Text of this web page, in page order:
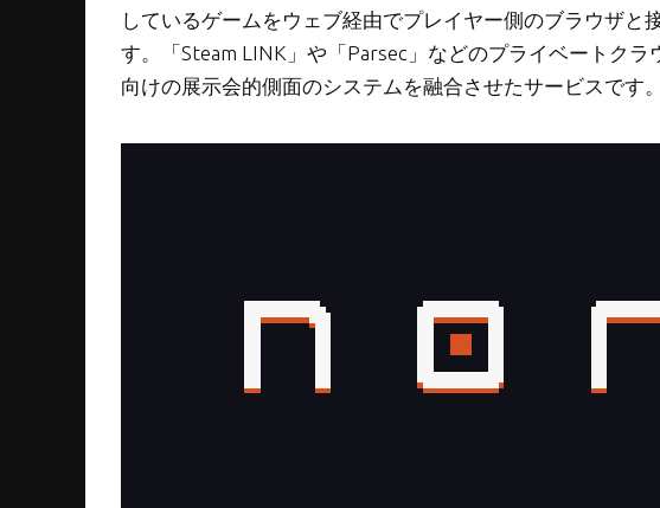
しているゲームをウェブ経由でプレイヤー側のブラウザと
す。「Steam LINK」や「Parsec」などのプライベートク
向けの展示会的側面のシステムを融合させたサービスです。